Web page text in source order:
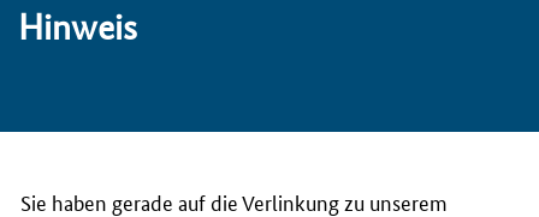
Hin­weis
Sie haben gerade auf die Verlinkung zu unserem